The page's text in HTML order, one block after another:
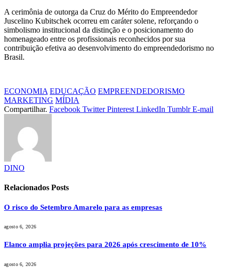
A cerimônia de outorga da Cruz do Mérito do Empreendedor
Juscelino Kubitschek ocorreu em caráter solene, reforçando o
simbolismo institucional da distinção e o posicionamento do
homenageado entre os profissionais reconhecidos por sua
contribuição efetiva ao desenvolvimento do empreendedorismo no
Brasil.
ECONOMIA EDUCAÇÃO EMPREENDEDORISMO
MARKETING MÍDIA
Compartilhar. Facebook Twitter Pinterest LinkedIn Tumblr E-mail
DINO
Relacionados Posts
O risco do Setembro Amarelo para as empresas
agosto 6, 2026
Elanco amplia projeções para 2026 após crescimento de 10%
agosto 6, 2026